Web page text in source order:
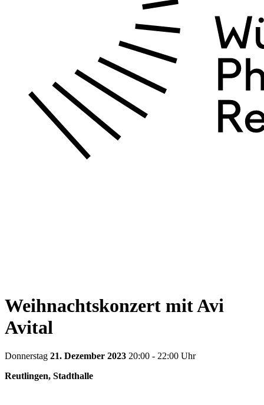
Weihnachtskonzert mit Avi
Avital
Donnerstag 21. Dezember 2023 20:00 - 22:00 Uhr
Reutlingen, Stadthalle